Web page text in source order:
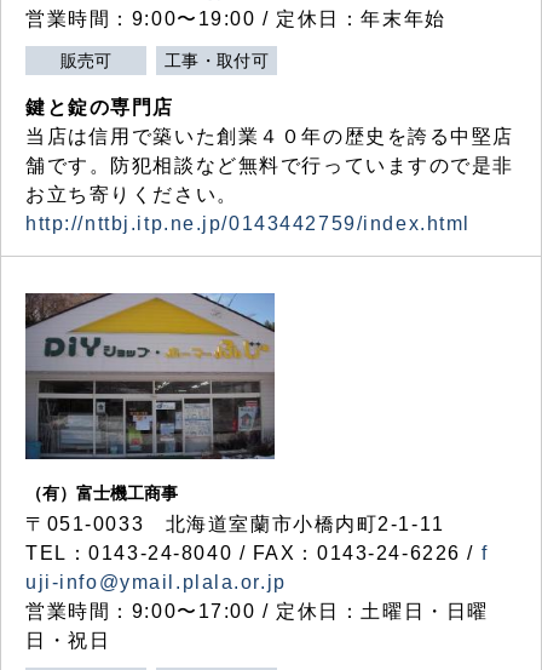
営業時間：9:00〜19:00 / 定休日：年末年始
販売可 工事・取付可
鍵と錠の専門店
当店は信用で築いた創業４０年の歴史を誇る中堅店
舗です。防犯相談など無料で行っていますので是非
お立ち寄りください。
http://nttbj.itp.ne.jp/0143442759/index.html
（有）富士機工商事
〒051-0033 北海道室蘭市小橋内町2-1-11
TEL：0143-24-8040 / FAX：0143-24-6226 / f
uji-info@ymail.plala.or.jp
営業時間：9:00〜17:00 / 定休日：土曜日・日曜
日・祝日